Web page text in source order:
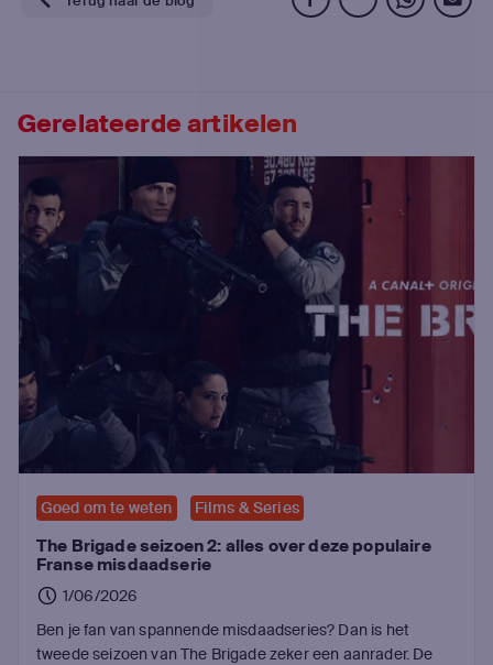
Gerelateerde artikelen
Goed om te weten Films & Series
The Brigade seizoen 2: alles over deze populaire
Franse misdaadserie
1/06/2026
Ben je fan van spannende misdaadseries? Dan is het
tweede seizoen van The Brigade zeker een aanrader. De